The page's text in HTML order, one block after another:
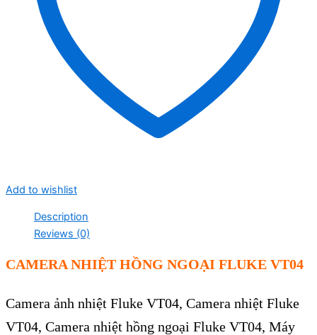
Add to wishlist
Description
Reviews (0)
CAMERA NHIỆT HỒNG NGOẠI FLUKE VT04
Camera ảnh nhiệt Fluke VT04, Camera nhiệt Fluke
VT04, Camera nhiệt hồng ngoại Fluke VT04, Máy